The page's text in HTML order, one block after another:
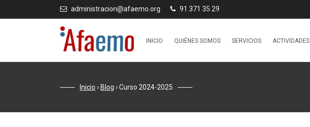
administracion@afaemo.org 91 371 35 29
INICIO QUIÉNES SOMOS SERVICIOS ACTIVIDADES
Inicio › Blog ›Curso 2024-2025